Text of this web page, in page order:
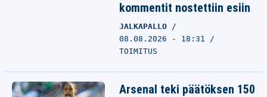
kommentit nostettiin esiin
JALKAPALLO
08.08.2026 - 18:31
TOIMITUS
Arsenal teki päätöksen 150